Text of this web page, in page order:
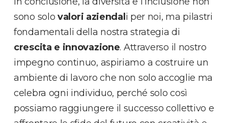
sono solo valori aziendali per noi, ma pilastri
fondamentali della nostra strategia di
crescita e innovazione. Attraverso il nostro
impegno continuo, aspiriamo a costruire un
ambiente di lavoro che non solo accoglie ma
celebra ogni individuo, perché solo così
possiamo raggiungere il successo collettivo e